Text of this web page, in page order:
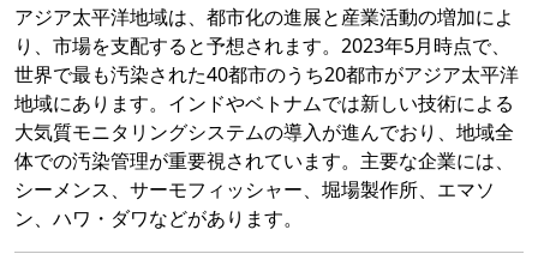
アジア太平洋地域は、都市化の進展と産業活動の増加によ
り、市場を支配すると予想されます。2023年5月時点で、
世界で最も汚染された40都市のうち20都市がアジア太平洋
地域にあります。インドやベトナムでは新しい技術による
大気質モニタリングシステムの導入が進んでおり、地域全
体での汚染管理が重要視されています。主要な企業には、
シーメンス、サーモフィッシャー、堀場製作所、エマソ
ン、ハワ・ダワなどがあります。